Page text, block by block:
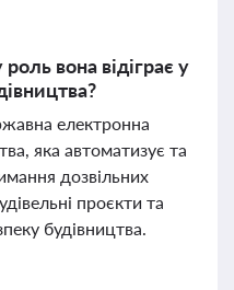
вона відіграє у
електронна
яка автоматизує та
дозвільних
проєкти та
будівництва.